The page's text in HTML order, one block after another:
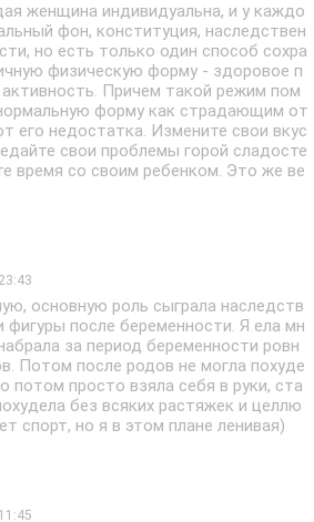
женщина индивидуальна, и у каждо
фон, конституция, наследствен
но есть только один способ сохра
физическую форму - здоровое п
Причем такой режим пом
форму как страдающим от
его недостатка. Измените свои вкус
свои проблемы горой сладосте
время со своим ребенком. Это же ве
основную роль сыграла наследств
фигуры после беременности. Я ела мн
за период беременности ровн
Потом после родов не могла похуде
потом просто взяла себя в руки, ста
без всяких растяжек и целлю
спорт, но я в этом плане ленивая)